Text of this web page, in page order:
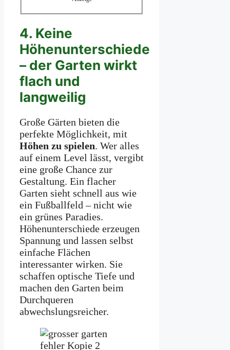
4. Keine
Höhenunterschiede
– der Garten wirkt
flach und
langweilig
Große Gärten bieten die
perfekte Möglichkeit, mit
Höhen zu spielen. Wer alles
auf einem Level lässt, vergibt
eine große Chance zur
Gestaltung. Ein flacher
Garten sieht schnell aus wie
ein Fußballfeld – nicht wie
ein grünes Paradies.
Höhenunterschiede erzeugen
Spannung und lassen selbst
einfache Flächen
interessanter wirken. Sie
schaffen optische Tiefe und
machen den Garten beim
Durchqueren
abwechslungsreicher.